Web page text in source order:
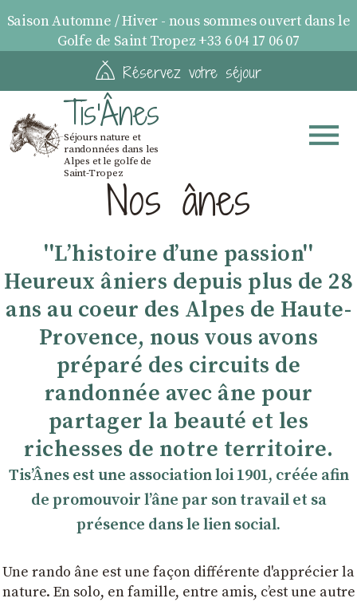
Saison Automne / Hiver - nous sommes ouvert dans le
Golfe de Saint Tropez +33 6 04 17 06 07
Réservez votre séjour
Tis'Ânes
Séjours nature et
randonnées dans les
Alpes et le golfe de
Saint-TropezNos ânes
''Lʼhistoire dʼune passion''
Heureux âniers depuis plus de 28
ans au coeur des Alpes de Haute-
Provence, nous vous avons
préparé des circuits de
randonnée avec âne pour
partager la beauté et les
richesses de notre territoire.
TisʼÂnes est une association loi 1901, créée afin
de promouvoir lʼâne par son travail et sa
présence dans le lien social.
Une rando âne est une façon différente d'apprécier la
nature. En solo, en famille, entre amis, cʼest une autre